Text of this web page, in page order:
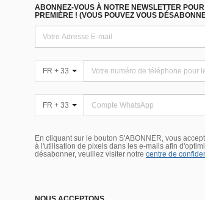
ABONNEZ-VOUS À NOTRE NEWSLETTER
PREMIÈRE ! (VOUS POUVEZ VOUS
FR + 33
FR + 33
En cliquant sur le bouton S'ABONNER, vous
à l'utilisation de pixels dans les e-mails afin
désabonner, veuillez visiter notre centre de